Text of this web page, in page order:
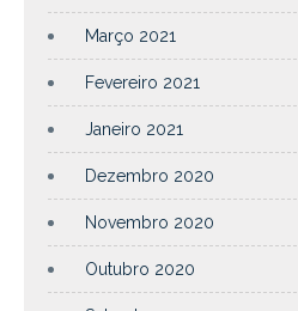
Março 2021
Fevereiro 2021
Janeiro 2021
Dezembro 2020
Novembro 2020
Outubro 2020